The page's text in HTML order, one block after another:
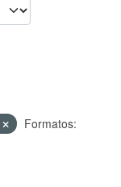
Formatos: